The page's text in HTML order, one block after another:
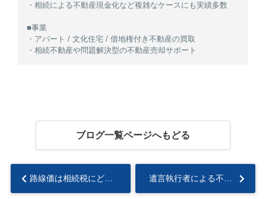
・相続による不動産現金化など複雑なケースにも実績多数
■事業
・アパート / 文化住宅 / 借地権付き不動産の買取
・相続不動産や問題解決型の不動産売却サポート
ブログ一覧ページへもどる
路線価は相続税にどう影響する？計算方法や評価額の決め方も解説... 遺言執行者による不動産売却の流れは？相続登記や解任方法も解説...